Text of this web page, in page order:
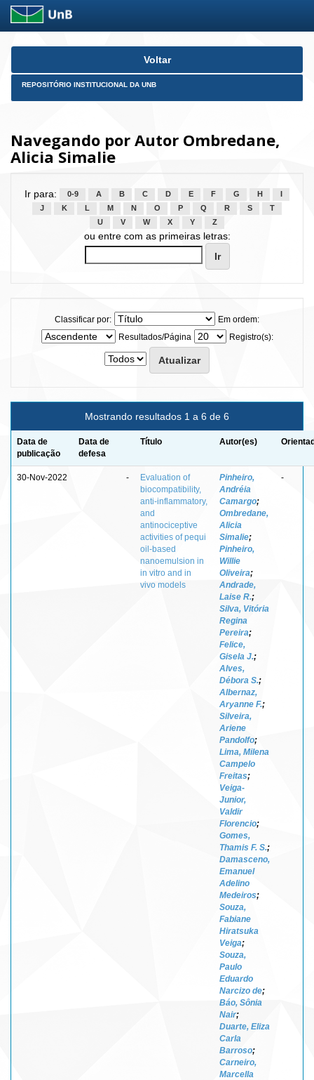
Skip
Voltar
REPOSITÓRIO INSTITUCIONAL DA UNB
Navegando por Autor Ombredane,
Alicia Simalie
Ir para: 0-9 A B C D E F G H
J
K L M N O P Q R S
T
U
V W X Y Z
ou entre com as primeiras letras:
Classificar por:
Em ordem:
Resultados/Página
Registro(s):
Mostrando resultados 1 a 6 de 6
Data de
publicação
Data de
defesa
Título Autor(es)
30-Nov-2022 -
Evaluation of
biocompatibility,
anti-inflammatory,
and
antinociceptive
activities of pequi
oil-based
nanoemulsion in
in vitro and in
vivo models
Pinheiro,
Andréia
Camargo;
Ombredane,
Alicia
Simalie;
Pinheiro,
Willie
Oliveira;
Andrade,
Laise R.;
Silva, Vitória
Regina
Pereira;
Felice,
Gisela J.;
Alves,
Débora S.;
Albernaz,
Aryanne F.;
Silveira,
Ariene
Pandolfo;
Lima, Milena
Campelo
Freitas;
Veiga-
Junior,
Valdir
Florencio;
Gomes,
Thamis F. S.;
Damasceno,
Emanuel
Adelino
Medeiros;
Souza,
Fabiane
Hiratsuka
Veiga;
Souza,
Paulo
Eduardo
Narcizo de;
Báo, Sônia
Nair;
Duarte, Eliza
Carla
Barroso;
Carneiro,
Marcella
-